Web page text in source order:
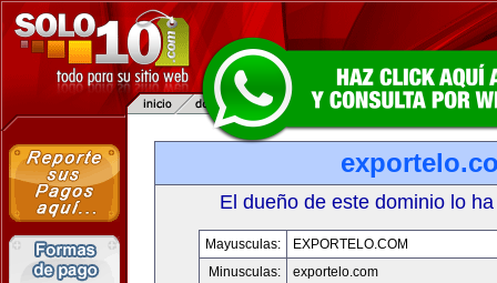
El dueño de este dominio lo
Mayusculas:
EXPORTELO.COM
Minusculas:
exportelo.com